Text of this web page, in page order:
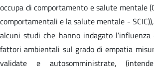
occupa di comportamento e salute mentale
comportamentali e la salute mentale -
alcuni studi che hanno indagato
fattori ambientali sul grado di empatia
validate e autosomministrate,